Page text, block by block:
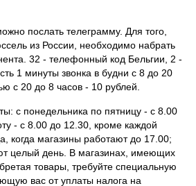
послать телеграмму. Для того,
из России, необходимо набрать
32 - телефонный код Бельгии, 2 -
1 минуты звонка в будни с 8 до 20
с 20 до 8 часов - 10 рублей.
с понедельника по пятницу - с 8.00
- с 8.00 до 12.30, кроме каждой
когда магазины работают до 17.00;
целый день. В магазинах, имеющих
товары, требуйте специальную
вас от уплаты налога на